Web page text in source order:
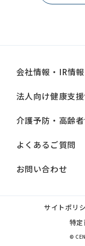
日
翌月1
考
別途
退会
提
出
限
翌月
会社情報・IR情報
法人向け健康支
介護予防・高齢
よくあるご質問
お問い合わせ
サイトポリ
特
©